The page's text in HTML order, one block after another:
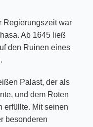
Regierungszeit war
Ab 1645 ließ
den Ruinen eines
Palast, der als
und dem Roten
erfüllte. Mit seinen
besonderen